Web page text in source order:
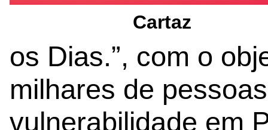
Cartaz
os Dias.”, com o
milhares de
vulnerabilidade em